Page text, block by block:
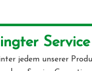
Service
jedem unserer